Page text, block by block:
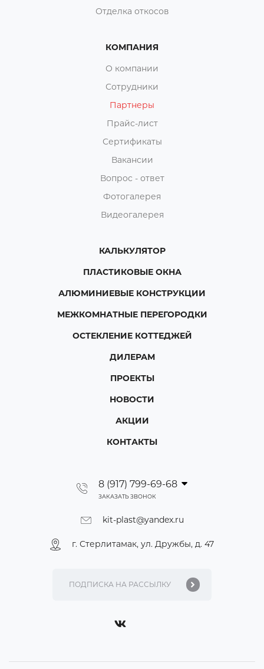
Отделка откосов
КОМПАНИЯ
О компании
Сотрудники
Партнеры
Прайс-лист
Сертификаты
Вакансии
Вопрос - ответ
Фотогалерея
Видеогалерея
КАЛЬКУЛЯТОР
ПЛАСТИКОВЫЕ ОКНА
АЛЮМИНИЕВЫЕ КОНСТРУКЦИИ
МЕЖКОМНАТНЫЕ ПЕРЕГОРОДКИ
ОСТЕКЛЕНИЕ КОТТЕДЖЕЙ
ДИЛЕРАМ
ПРОЕКТЫ
НОВОСТИ
АКЦИИ
КОНТАКТЫ
8 (917) 799-69-68
ЗАКАЗАТЬ ЗВОНОК
kit-plast@yandex.ru
г. Стерлитамак, ул. Дружбы, д. 47